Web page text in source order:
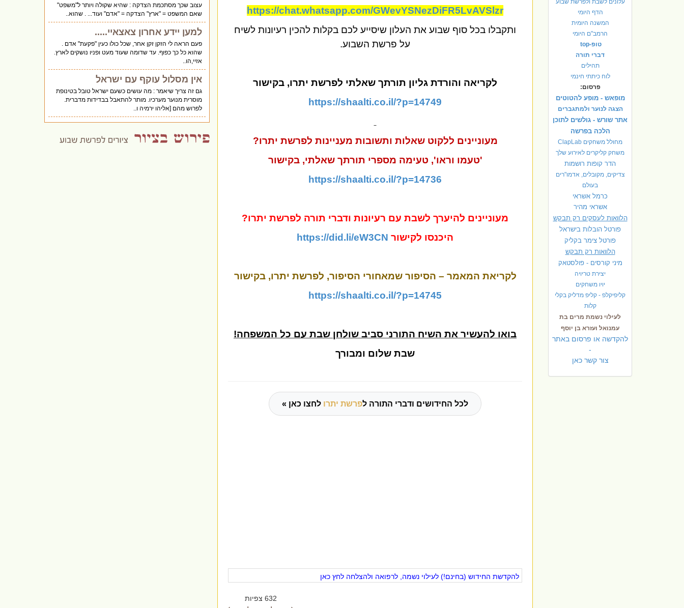
הדף היומי
המשנה היומית
הרמב"ם היומי
טופ-top
דברי תורה
תהילים
לוח כיתתי חינמי
פרסום:
מופאש - מופע להטוטים
הצגה לנוער ולמתגברים
אתר שורש - גולשים לתוכן
הלכה בפרשה
מחולל משחקים ClapLab
משחק קליקרים לאירוע שלך
הדר קופות רושמות
צדיקים, מקובלים, אדמו"רים
בעולם
כרמל אשראי
אשראי מהיר
הלוואות לעסקים רק תבקש
פורטל הובלות בישראל
פורטל צימר בקליק
הלוואות רק תבקש
מיני קורסים - פולסטאק
יצירת טריויה
יויו משחקים
קליפיקלפ - קליפ מדליק בקלי
קלות
לעילוי נשמת מרים בת
עמנואל ועזרא בן יוסף
להקדשה או פרסום באתר
-
צור קשר כאן
https://chat.whatsapp.com/GWevYSNezDiFR5LvAVSlzr
ותקבלו בכל סוף שבוע את העלון שיסייע לכם בקלות להכין רעיונות לשיח
על פרשת השבוע.
לקריאה והורדת גליון תורתך שאלתי לפרשת יתרו, בקישור
https://shaalti.co.il/?p=14749
מעוניינים ללקוט שאלות ותשובות מעניינות לפרשת יתרו?
'טעמו וראו', טעימה מספרי תורתך שאלתי, בקישור
https://shaalti.co.il/?p=14736
מעוניינים להיערך לשבת עם רעיונות ודברי תורה לפרשת יתרו?
היכנסו לקישור https://did.li/eW3CN
לקריאת המאמר – הסיפור שמאחורי הסיפור, לפרשת יתרו, בקישור
https://shaalti.co.il/?p=14745
בואו להעשיר את השיח התורני סביב שולחן שבת עם כל המשפחה!
שבת שלום ומבורך
לכל החידושים ודברי התורה לפרשת יתרו לחצו כאן »
להקדשת החידוש (בחינם!) לעילוי נשמה, לרפואה ולהצלחה לחץ כאן
632 צפיות
עצוב שכך מסתכמת הצדקה : שהיא שקולה ויותר ל"משפט"
שאם המשפט = "ארץ" הצדקה = "אדם" ועוד... . שהוא..
למען יידע אחרון צאצאיי.....
פעם הראה לי הזקן זקן אחר, שכל כולו כעין "פקעת" אדם .
שהוא כל כך כפוף. עד שדומה שעוד מעט ופניו נושקים לארץ.
אזיי,הו..
אין מסלול עוקף עם ישראל
גם זה צריך שיאמר : מה עושים כשעם ישראל טובל בטינופת
מוסרית מנוער מערכיו. מותר להתאבל בבדידות מדברית.
לפרוש מהם [אליהו ירמיה ו..